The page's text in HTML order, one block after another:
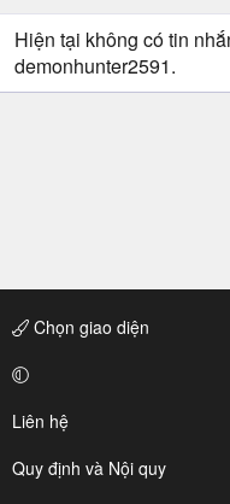
Hiện tại không có tin
demonhunter2591.
Chọn giao diện
Liên hệ
Quy định và Nội quy